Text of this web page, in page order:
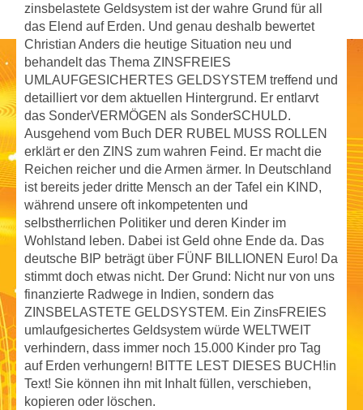
zinsbelastete Geldsystem ist der wahre Grund für all
das Elend auf Erden. Und genau deshalb bewertet
Christian Anders die heutige Situation neu und
behandelt das Thema ZINSFREIES
UMLAUFGESICHERTES GELDSYSTEM treffend und
detailliert vor dem aktuellen Hintergrund. Er entlarvt
das SonderVERMÖGEN als SonderSCHULD.
Ausgehend vom Buch DER RUBEL MUSS ROLLEN
erklärt er den ZINS zum wahren Feind. Er macht die
Reichen reicher und die Armen ärmer. In Deutschland
ist bereits jeder dritte Mensch an der Tafel ein KIND,
während unsere oft inkompetenten und
selbstherrlichen Politiker und deren Kinder im
Wohlstand leben. Dabei ist Geld ohne Ende da. Das
deutsche BIP beträgt über FÜNF BILLIONEN Euro! Da
stimmt doch etwas nicht. Der Grund: Nicht nur von uns
finanzierte Radwege in Indien, sondern das
ZINSBELASTETE GELDSYSTEM. Ein ZinsFREIES
umlaufgesichertes Geldsystem würde WELTWEIT
verhindern, dass immer noch 15.000 Kinder pro Tag
auf Erden verhungern! BITTE LEST DIESES BUCH!in
Text! Sie können ihn mit Inhalt füllen, verschieben,
kopieren oder löschen.